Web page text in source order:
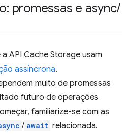
promessas e async/
API Cache Storage usam
assíncrona.
muito de promessas
futuro de operações
familiarize-se com as
/ await relacionada.